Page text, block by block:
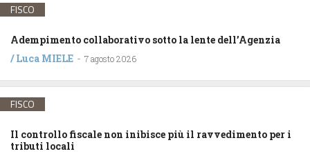
FISCO
Adempimento collaborativo sotto la lente dell’Agenzia
/Luca MIELE - 7 agosto 2026
FISCO
Il controllo fiscale non inibisce più il ravvedimento per i
tributi locali